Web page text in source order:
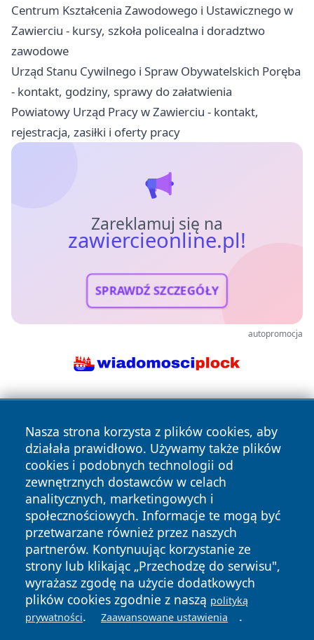
Centrum Kształcenia Zawodowego i Ustawicznego w
Zawierciu - kursy, szkoła policealna i doradztwo
zawodowe
Urząd Stanu Cywilnego i Spraw Obywatelskich Poręba
- kontakt, godziny, sprawy do załatwienia
Powiatowy Urząd Pracy w Zawierciu - kontakt,
rejestracja, zasiłki i oferty pracy
Zareklamuj się na
zawiercieonline.pl!
SPRAWDŹ SZCZEGÓŁY
autopromocja
Nasza strona korzysta z plików cookies, aby
działała prawidłowo. Używamy także plików
cookies i podobnych technologii od
zewnętrznych dostawców w celach
analitycznych, marketingowych i
społecznościowych. Informacje te mogą być
przetwarzane również przez naszych
partnerów. Kontynuując korzystanie ze
strony lub klikając „Przechodzę do serwisu",
wyrażasz zgodę na użycie dodatkowych
plików cookies zgodnie z naszą polityką
prywatności. Zaawansowane ustawienia .
Copyright © 2026 zawiercieonline.pl Wszystkie prawa
zastrzeżone.
News Autorzy
Polityka
Prywatności
Polityka
Cookies